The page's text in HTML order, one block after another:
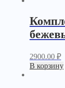
2900.00 ₽
В корзину